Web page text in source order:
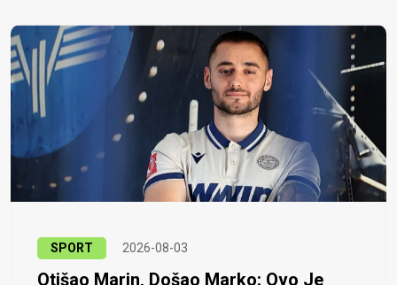
SPORT 2026-08-03
Otišao Marin, Došao Marko: Ovo Je